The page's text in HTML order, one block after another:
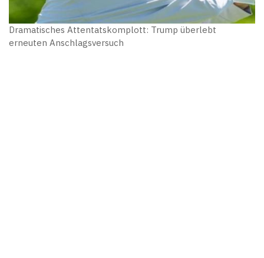
Dramatisches Attentatskomplott: Trump überlebt
erneuten Anschlagsversuch